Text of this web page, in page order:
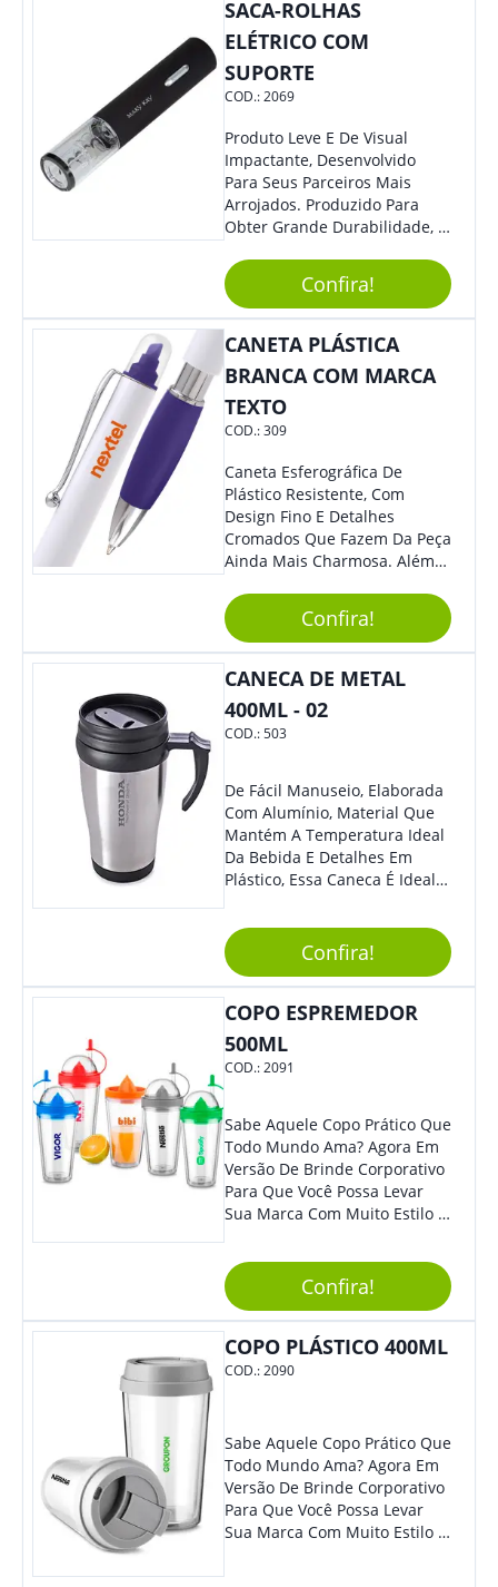
Sua Empresa.
SACA-ROLHAS
ELÉTRICO COM
SUPORTE
COD.:2069
Produto Leve E De Visual
Impactante, Desenvolvido
Para Seus Parceiros Mais
Arrojados. Produzido Para
Obter Grande Durabilidade, É
Sua Marca De Forma Estilosa,
Agregando Valor Para Sua
Empresa Em Eventos.
Confira!
CANETA PLÁSTICA
BRANCA COM MARCA
TEXTO
COD.:309
Caneta Esferográfica De
Plástico Resistente, Com
Design Fino E Detalhes
Cromados Que Fazem Da Peça
Ainda Mais Charmosa. Além
Seu Acionamento É Por Giro.
Perfeita Para Diversas
Ocasiões Do Dia A Dia.
Confira!
CANECA DE METAL
400ML - 02
COD.:503
De Fácil Manuseio, Elaborada
Com Alumínio, Material Que
Mantém A Temperatura Ideal
Da Bebida E Detalhes Em
Plástico, Essa Caneca É Ideal
Estilo E Surpreender À Todos.
Versátil, O Brinde Se Adequa
À Feiras, Eventos E Até Mesmo
Datas Especiais.
Confira!
COPO ESPREMEDOR
500ML
COD.:2091
Sabe Aquele Copo Prático Que
Todo Mundo Ama? Agora Em
Versão De Brinde Corporativo
Para Que Você Possa Levar
Sua Marca Com Muito Estilo E
Praticidade À Eventos E Feiras
De Exposição.Confira!
COPO PLÁSTICO 400ML
COD.:2090
Sabe Aquele Copo Prático Que
Todo Mundo Ama? Agora Em
Versão De Brinde Corporativo
Para Que Você Possa Levar
Sua Marca Com Muito Estilo E